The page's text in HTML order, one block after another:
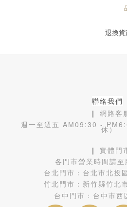
退換
聯絡我們
❙ 網路客
週一至週五 AM09:30 - 休）
❙ 實體門
各門市營業時間請至
台北門市： 台北市北投
竹北門市： 新竹縣竹北
台中門市： 台中市西